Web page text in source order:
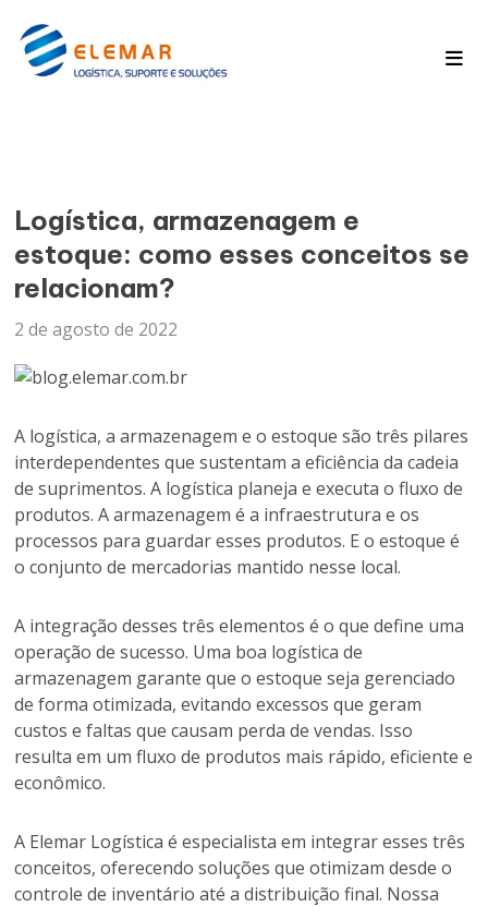
Logística, armazenagem e
estoque: como esses conceitos se
relacionam?
2 de agosto de 2022
A logística, a armazenagem e o estoque são três pilares
interdependentes que sustentam a eficiência da cadeia
de suprimentos. A logística planeja e executa o fluxo de
produtos. A armazenagem é a infraestrutura e os
processos para guardar esses produtos. E o estoque é
o conjunto de mercadorias mantido nesse local.
A integração desses três elementos é o que define uma
operação de sucesso. Uma boa logística de
armazenagem garante que o estoque seja gerenciado
de forma otimizada, evitando excessos que geram
custos e faltas que causam perda de vendas. Isso
resulta em um fluxo de produtos mais rápido, eficiente e
econômico.
A Elemar Logística é especialista em integrar esses três
conceitos, oferecendo soluções que otimizam desde o
controle de inventário até a distribuição final. Nossa